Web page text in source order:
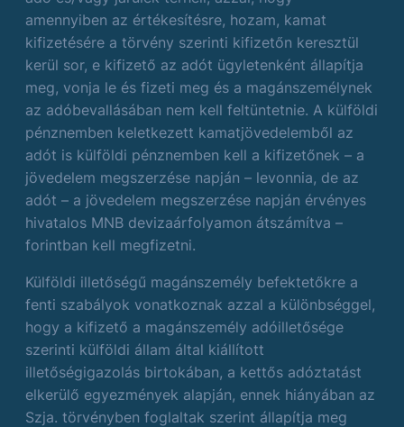
amennyiben az értékesítésre, hozam, kamat
kifizetésére a törvény szerinti kifizetőn keresztül
kerül sor, e kifizető az adót ügyletenként állapítja
meg, vonja le és fizeti meg és a magánszemélynek
az adóbevallásában nem kell feltüntetnie. A külföldi
pénznemben keletkezett kamatjövedelemből az
adót is külföldi pénznemben kell a kifizetőnek – a
jövedelem megszerzése napján – levonnia, de az
adót – a jövedelem megszerzése napján érvényes
hivatalos MNB devizaárfolyamon átszámítva –
forintban kell megfizetni.
Külföldi illetőségű magánszemély befektetőkre a
fenti szabályok vonatkoznak azzal a különbséggel,
hogy a kifizető a magánszemély adóilletősége
szerinti külföldi állam által kiállított
illetőségigazolás birtokában, a kettős adóztatást
elkerülő egyezmények alapján, ennek hiányában az
Szja. törvényben foglaltak szerint állapítja meg